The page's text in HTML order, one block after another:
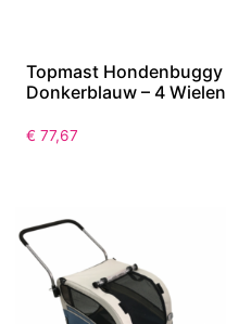
Topmast Hondenbuggy
Donkerblauw – 4 Wielen
€ 77,67